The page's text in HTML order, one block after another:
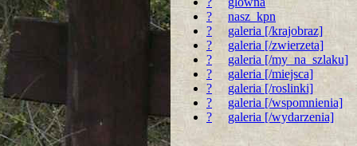
?
nasz_kpn
?
galeria [/krajobraz]
?
galeria [/zwierzeta]
?
galeria [/my_na_szlaku]
?
galeria [/miejsca]
?
galeria [/roslinki]
?
galeria [/wspomnienia]
?
galeria [/wydarzenia]